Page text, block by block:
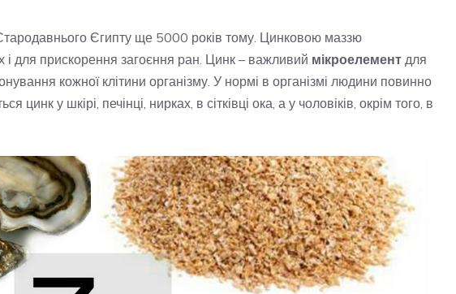
Єгипту ще 5000 років тому. Цинковою маззю
і для прискорення загоєння ран. Цинк – важливий мікроелемент для
кожної клітини організму. У нормі в організмі людини повинно
цинк у шкірі, печінці, нирках, в сітківці ока, а у чоловіків, окрім того, в